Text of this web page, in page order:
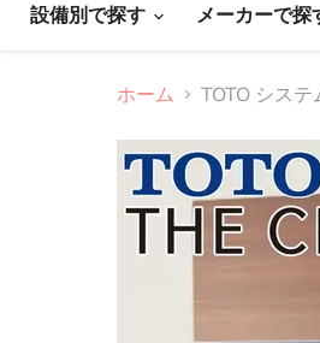
設備別で探す メーカーで探
ホーム TOTO シス